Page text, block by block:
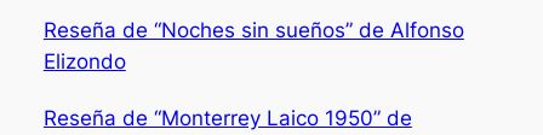
Reseña de “Noches sin sueños” de Alfonso
Elizondo
Reseña de “Monterrey Laico 1950” de